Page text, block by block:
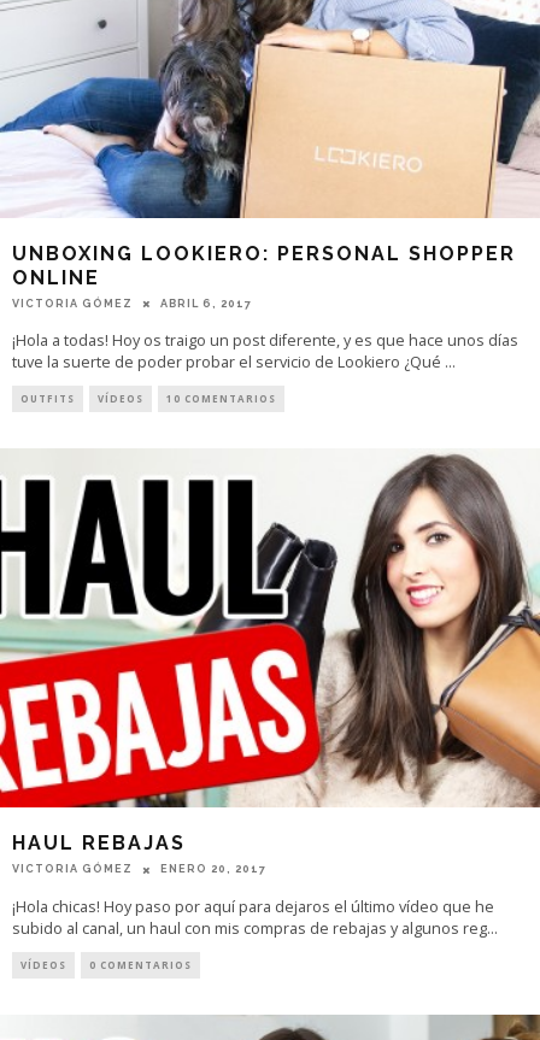
UNBOXING LOOKIERO: PERSONAL SHOPPER
ONLINE
VICTORIA GÓMEZ ABRIL 6, 2017
¡Hola a todas! Hoy os traigo un post diferente, y es que hace unos días
tuve la suerte de poder probar el servicio de Lookiero ¿Qué ...
OUTFITS VÍDEOS 10 COMENTARIOS
HAUL REBAJAS
VICTORIA GÓMEZ ENERO 20, 2017
¡Hola chicas! Hoy paso por aquí para dejaros el último vídeo que he
subido al canal, un haul con mis compras de rebajas y algunos reg...
VÍDEOS 0 COMENTARIOS